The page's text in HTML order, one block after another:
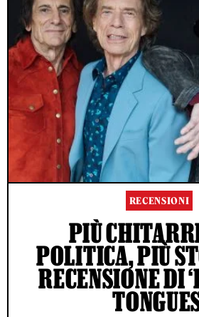
RECENSIONI
PIÙ
POLITICA, PIÙ
RECENSIONE DI